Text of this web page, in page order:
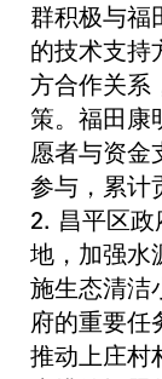
群积极与福
的技术支持
方合作关系
策。福田康
愿者与资金
参与，累计
2. 昌平区政
地，加强水
施生态清洁
府的重要任
推动上庄村